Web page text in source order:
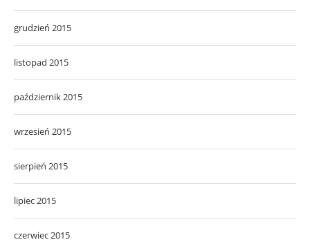
grudzień 2015
listopad 2015
październik 2015
wrzesień 2015
sierpień 2015
lipiec 2015
czerwiec 2015